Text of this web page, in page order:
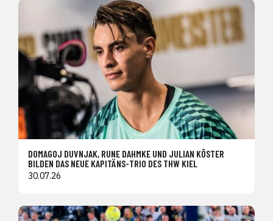
DOMAGOJ DUVNJAK, RUNE DAHMKE UND JULIAN KÖSTER
BILDEN DAS NEUE KAPITÄNS-TRIO DES THW KIEL
30.07.26